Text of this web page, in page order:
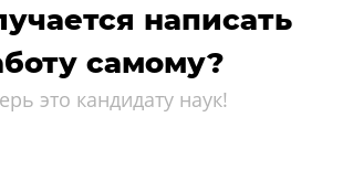
написать
самому?
это кандидату наук!